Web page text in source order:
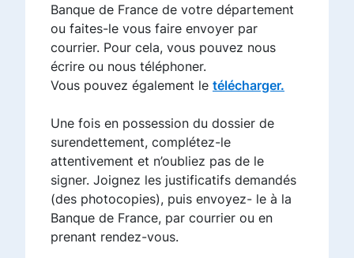
Banque de France de votre département
ou faites-le vous faire envoyer par
courrier. Pour cela, vous pouvez nous
écrire ou nous téléphoner.
Vous pouvez également le télécharger.
Une fois en possession du dossier de
surendettement, complétez-le
attentivement et n’oubliez pas de le
signer. Joignez les justificatifs demandés
(des photocopies), puis envoyez- le à la
Banque de France, par courrier ou en
prenant rendez-vous.